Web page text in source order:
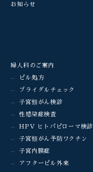
お知らせ
婦人科のご案内
ピル処方
ブライダルチェック
子宮頸がん検診
性感染症検査
HPV ヒトパピローマ検診
子宮頸がん予防ワクチン
子宮内膜症
アフターピル外来